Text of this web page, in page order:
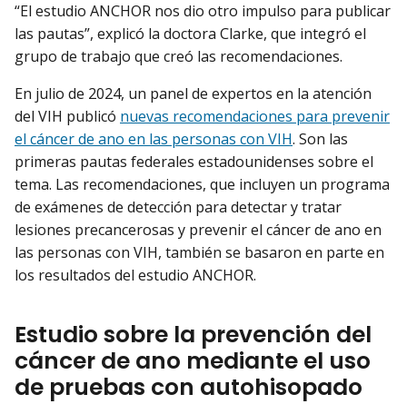
“El estudio ANCHOR nos dio otro impulso para publicar
las pautas”, explicó la doctora Clarke, que integró el
grupo de trabajo que creó las recomendaciones.
En julio de 2024, un panel de expertos en la atención
del VIH publicó nuevas recomendaciones para prevenir
el cáncer de ano en las personas con VIH. Son las
primeras pautas federales estadounidenses sobre el
tema. Las recomendaciones, que incluyen un programa
de exámenes de detección para detectar y tratar
lesiones precancerosas y prevenir el cáncer de ano en
las personas con VIH, también se basaron en parte en
los resultados del estudio ANCHOR.
Estudio sobre la prevención del
cáncer de ano mediante el uso
de pruebas con autohisopado